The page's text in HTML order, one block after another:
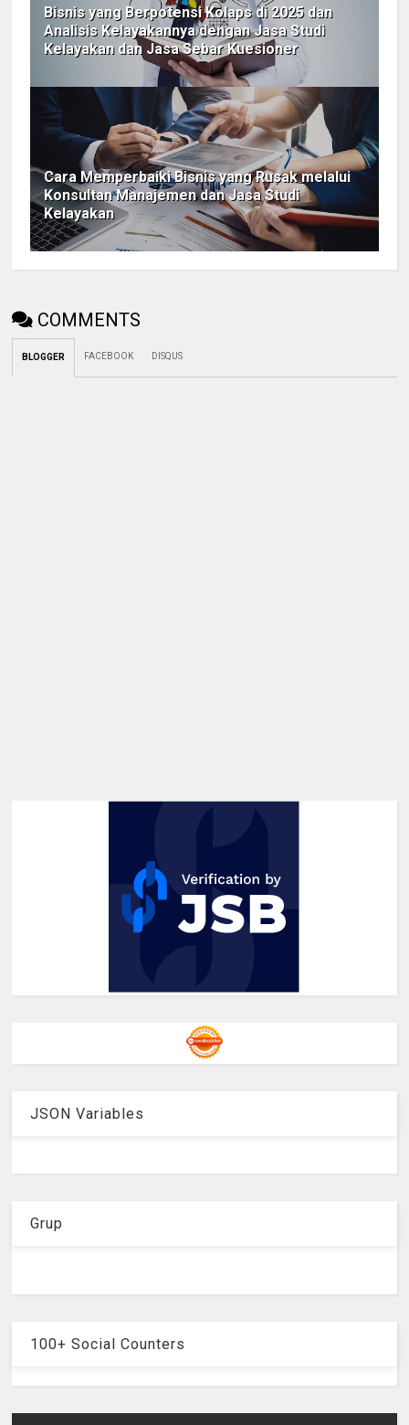
Bisnis yang Berpotensi Kolaps di 2025 dan
Analisis Kelayakannya dengan Jasa Studi
Kelayakan dan Jasa Sebar Kuesioner
Cara Memperbaiki Bisnis yang Rusak melalui
Konsultan Manajemen dan Jasa Studi
Kelayakan
COMMENTS
BLOGGER FACEBOOK DISQUS
JSON Variables
Grup
100+ Social Counters